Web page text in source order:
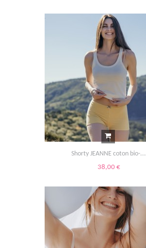
Shorty JEANNE coton bio-...
38,00 €